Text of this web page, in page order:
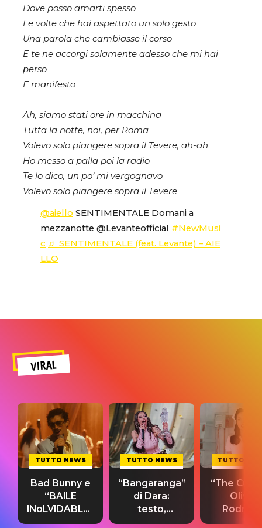
Dove posso amarti spesso
Le volte che hai aspettato un solo gesto
Una parola che cambiasse il corso
E te ne accorgi solamente adesso che mi hai
perso
E manifesto
Ah, siamo stati ore in macchina
Tutta la notte, noi, per Roma
Volevo solo piangere sopra il Tevere, ah-ah
Ho messo a palla poi la radio
Te lo dico, un po’ mi vergognavo
Volevo solo piangere sopra il Tevere
@aiello SENTIMENTALE Domani a
mezzanotte @Levanteofficial #NewMusi
c ♬ SENTIMENTALE (feat. Levante) – AIE
LLO
VIRAL
TUTTO NEWS
Bad Bunny e
“BAILE
INoLVIDABLE”:
testo,
TUTTO NEWS
“Bangaranga”
di Dara:
testo,
traduzione e
TUTTO
“The
Olivia
testo,